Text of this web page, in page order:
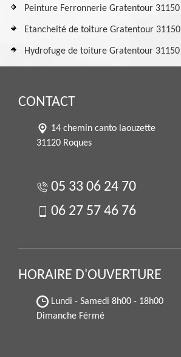
Peinture Ferronnerie Gratentour 31150
Etancheité de toiture Gratentour 31150
Hydrofuge de toiture Gratentour 31150
CONTACT
14 chemin canto laouzette
31120 Roques
05 33 06 24 70
06 27 57 46 76
HORAIRE D'OUVERTURE
Lundi - Samedi 8h00 - 18h00
Dimanche Férmé